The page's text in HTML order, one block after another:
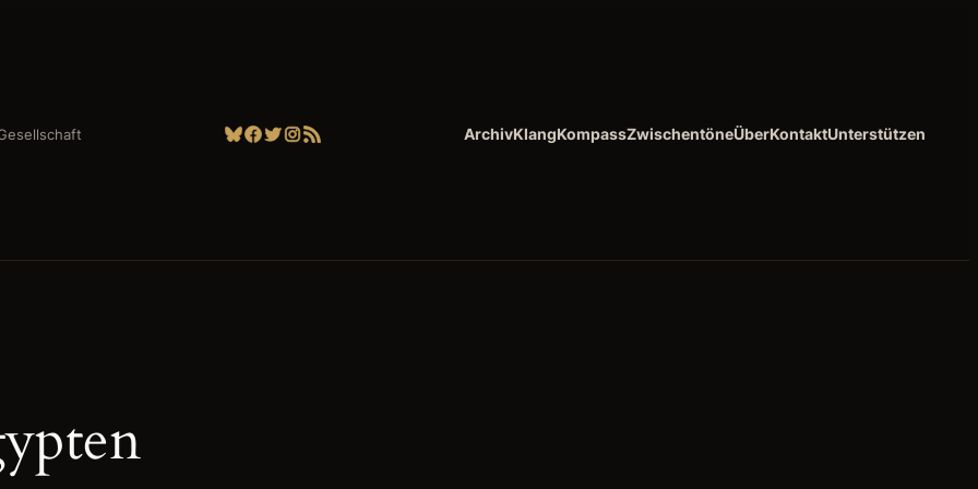
Bluesky
Facebook
Twitter
Instagram
RSS-Feed ArchivKlangKompassZwischentöneÜberKontaktUnterstützen